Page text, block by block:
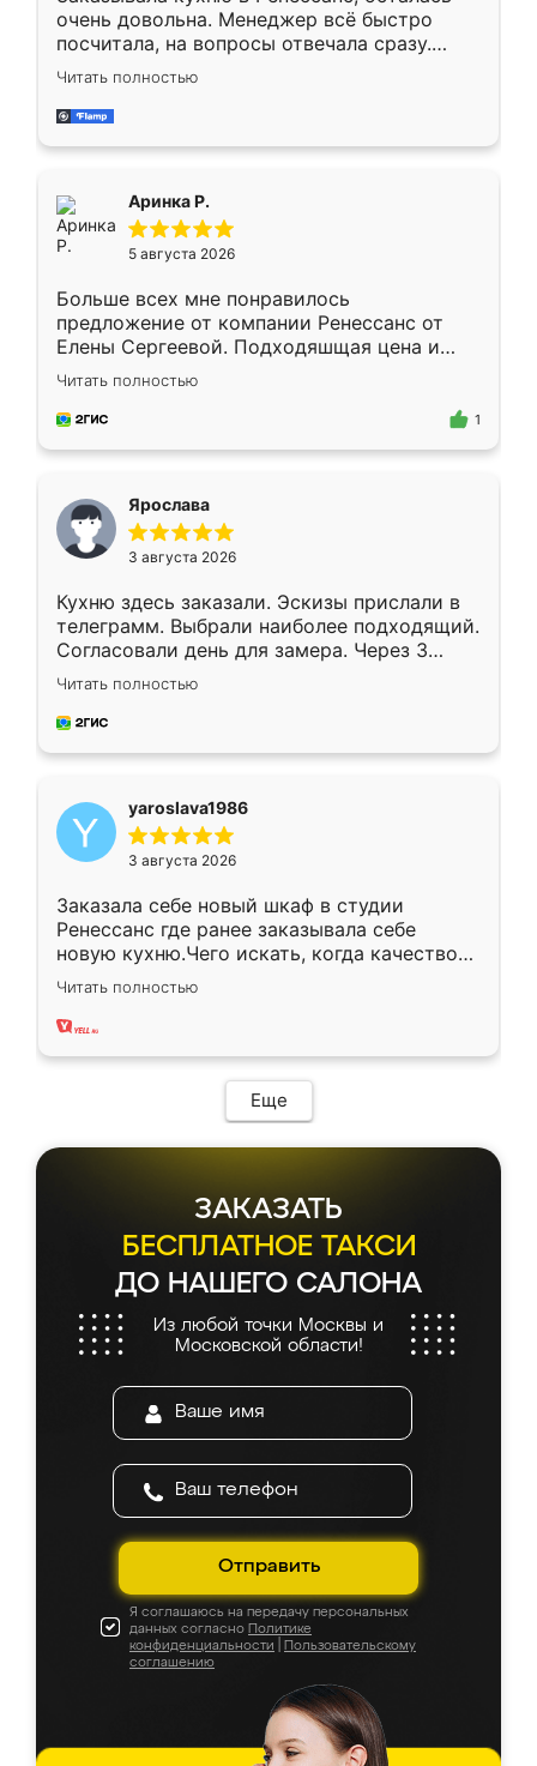
очень довольна. Менеджер всё быстро
посчитала, на вопросы отвечала сразу.
Замерщик приехал в субботу, подошёл к
делу со всей ответственностью. Собрали
за день, ребята работали аккуратно, даже
Читать полностью
Аринка Р.
5 августа 2026
Больше всех мне понравилось
предложение от компании Ренессанс от
Елены Сергеевой. Подходяшщая цена и
короткие сроки изготовления. Приехавший
для замера сотрудник Владислав
предложил по моему эскизу самый
Читать полностью
1
Ярослава
3 августа 2026
Кухню здесь заказали. Эскизы прислали в
телеграмм. Выбрали наиболее подходящий.
Согласовали день для замера. Через 3
недели кухня была уже готова. Остались
довольны работой. Спасибо Ренессанс
мебель за качественную работу!
Читать полностью
yaroslava1986
3 августа 2026
Заказала себе новый шкаф в студии
Ренессанс где ранее заказывала себе
новую кухню.Чего искать, когда качеством
вполне довольна. Служит кухня уже почти
два года, нареканий нет.
Читать полностью
Еще
ЗАКАЗАТЬ
БЕСПЛАТНОЕ ТАКСИ
ДО НАШЕГО САЛОНА
Из любой точки Москвы и
Московской области!
Отправить
Я соглашаюсь на передачу персональных
данных согласно Политике
конфиденциальности
Пользовательскому
соглашению